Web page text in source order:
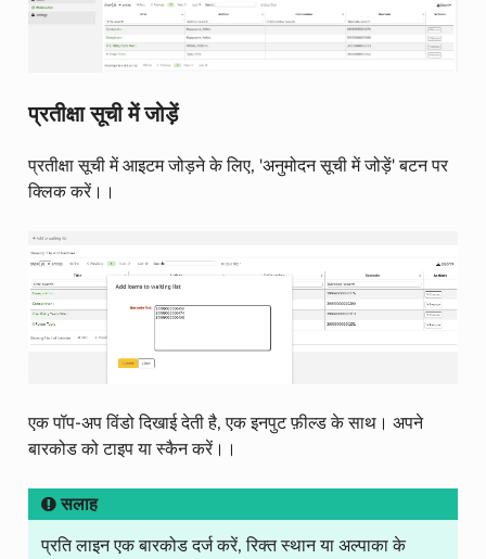
प्रतीक्षा सूची में जोड़ें
प्रतीक्षा सूची में आइटम जोड़ने के लिए, 'अनुमोदन सूची में जोड़ें' बटन पर
क्लिक करें।।
एक पॉप-अप विंडो दिखाई देती है, एक इनपुट फ़ील्ड के साथ। अपने
बारकोड को टाइप या स्कैन करें।।
सलाह
प्रति लाइन एक बारकोड दर्ज करें, रिक्त स्थान या अल्पाका के